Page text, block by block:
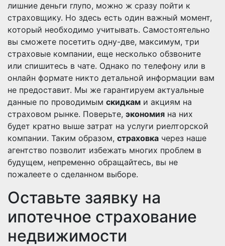
лишние деньги глупо, можно ж сразу пойти к
страховщику. Но здесь есть один важный момент,
который необходимо учитывать. Самостоятельно
вы сможете посетить одну-две, максимум, три
страховые компании, еще несколько обзвоните
или спишитесь в чате. Однако по телефону или в
онлайн формате никто детальной информации вам
не предоставит. Мы же гарантируем актуальные
данные по проводимым скидкам и акциям на
страховом рынке. Поверьте, экономия на них
будет кратно выше затрат на услуги риелторской
компании. Таким образом, страховка через наше
агентство позволит избежать многих проблем в
будущем, непременно обращайтесь, вы не
пожалеете о сделанном выборе.
Оставьте заявку на
ипотечное страхование
недвижимости